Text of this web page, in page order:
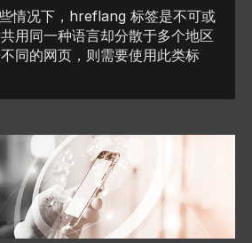
情况下，hreflang 标签是不可或
用同一种语言却分散于多个地区
同的网页，则需要使用此类标